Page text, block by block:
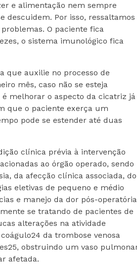
e alimentação nem sempre
descuidem. Por isso, ressaltamos
O paciente fica
o sistema imunológico fica
que auxilie no processo de
mês, caso não se esteja
melhorar o aspecto da cicatriz já
que o paciente exerça um
pode se estender até duas
clínica prévia à intervenção
ao órgão operado, sendo
da afecção clínica associada, do
eletivas de pequeno e médio
e manejo da dor pós-
se tratando de pacientes de
alterações na atividade
da trombose venosa
obstruindo um vaso
afetada.